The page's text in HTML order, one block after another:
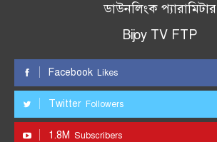
ডাউনলিংক প্যারামিটার
Bijoy TV FTP
Facebook Likes
Twitter Followers
1.8M Subscribers